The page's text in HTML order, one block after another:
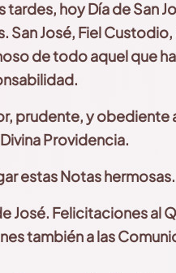
tardes, hoy Día de San
San José, Fiel Custodio,
de todo aquel que
prudente, y obediente
Providencia.
estas Notas hermosas.
José. Felicitaciones al
también a las